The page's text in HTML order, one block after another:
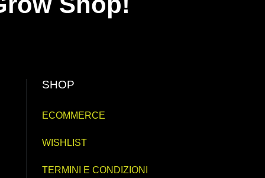
SHOP
ECOMMERCE
WISHLIST
TERMINI E CONDIZIONI